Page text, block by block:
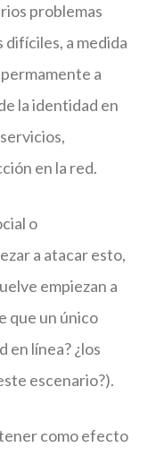
problemas
difíciles, a medida
a
la identidad en
en la red.
o
a atacar esto,
empiezan a
que un único
en línea? ¿los
escenario?).
como efecto